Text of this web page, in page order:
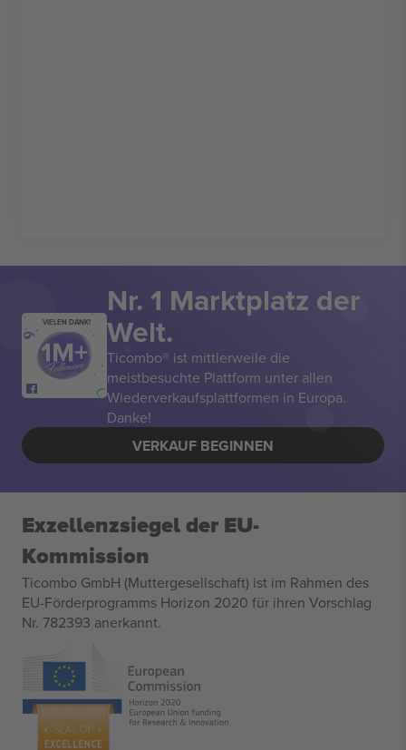
VIELEN DANK!
Nr. 1 Marktplatz der
Welt.
Ticombo® ist mittlerweile die
meistbesuchte Plattform unter allen
Wiederverkaufsplattformen in Europa.
Danke!
VERKAUF BEGINNEN
Exzellenzsiegel der EU-
Kommission
Ticombo GmbH (Muttergesellschaft) ist im Rahmen des
EU-Förderprogramms Horizon 2020 für ihren Vorschlag
Nr. 782393 anerkannt.